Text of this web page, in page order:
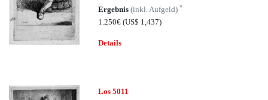
Ergebnis(inkl. Aufgeld)*
1.250€(US$ 1,437)
Details
Los 5011